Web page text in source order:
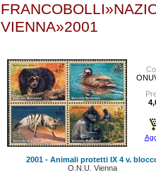
VIENNA»2001
2001 - Animali protetti IX 4 v.
O.N.U. Vienna